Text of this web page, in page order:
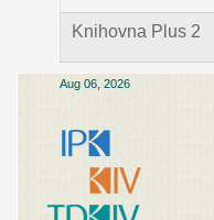
Knihovna Plus 2
Aug 06, 2026